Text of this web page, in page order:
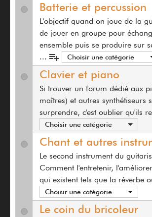
Batterie et percussion
L'objectif quand on joue de la
de jouer en groupe pour
ensemble puis se produire sur
...
Choisir une catégorie
Clavier et piano
Si trouver un forum dédié aux
maîtres) et autres synthétiseurs
surprendre, c'est oublier qu'ils
Choisir une catégorie
Chant et autres
Le second instrument du
Comment l'entretenir,
qui existent tels que la réverbe
Choisir une catégorie
Le coin du bricoleur